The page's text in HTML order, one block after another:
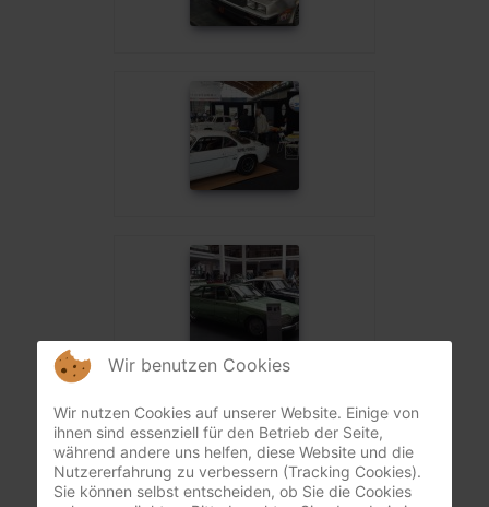
Wir benutzen Cookies
Wir nutzen Cookies auf unserer Website. Einige von
ihnen sind essenziell für den Betrieb der Seite,
während andere uns helfen, diese Website und die
Nutzererfahrung zu verbessern (Tracking Cookies).
Sie können selbst entscheiden, ob Sie die Cookies